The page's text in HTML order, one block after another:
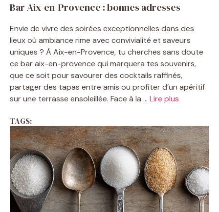
Bar Aix-en-Provence : bonnes adresses
Envie de vivre des soirées exceptionnelles dans des
lieux où ambiance rime avec convivialité et saveurs
uniques ? À Aix-en-Provence, tu cherches sans doute
ce bar aix-en-provence qui marquera tes souvenirs,
que ce soit pour savourer des cocktails raffinés,
partager des tapas entre amis ou profiter d’un apéritif
sur une terrasse ensoleillée. Face à la ... Lire plus
TAGS: